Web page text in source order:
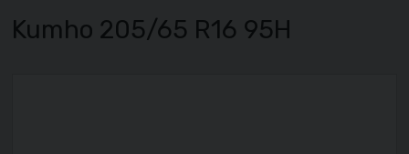
Kumho 205/65 R16 95H